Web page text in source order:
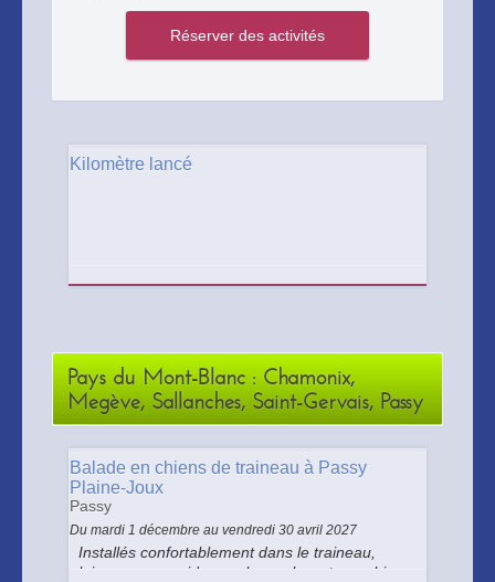
Kilomètre lancé
Pays du Mont-Blanc : Chamonix,
Megève, Sallanches, Saint-Gervais, Passy
Balade en chiens de traineau à Passy
Plaine-Joux
Passy
Du mardi 1 décembre au vendredi 30 avril 2027
Installés confortablement dans le traineau,
laissez-vous guider par le musher et ses chiens